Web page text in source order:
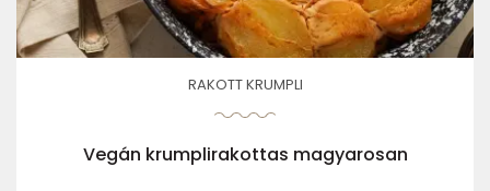
RAKOTT KRUMPLI
Vegán krumplirakottas magyarosan